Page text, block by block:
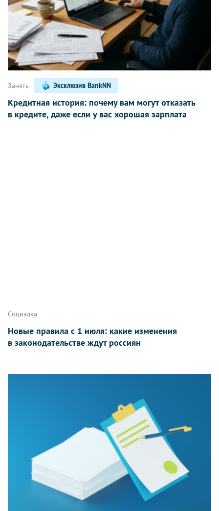
Занять Эксклюзив BankNN
Кредитная история: почему вам могут отказать
в кредите, даже если у вас хорошая зарплата
Социалка
Новые правила с 1 июля: какие изменения
в законодательстве ждут россиян